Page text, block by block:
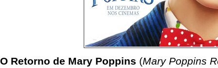
O Retorno de Mary Poppins (Mary Poppins